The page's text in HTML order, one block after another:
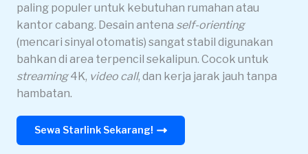
paling populer untuk kebutuhan rumahan atau
kantor cabang. Desain antena self-orienting
(mencari sinyal otomatis) sangat stabil digunakan
bahkan di area terpencil sekalipun. Cocok untuk
streaming4K, video call, dan kerja jarak jauh tanpa
hambatan.
Sewa Starlink Sekarang!